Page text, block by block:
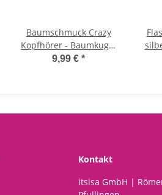
Baumschmuck Crazy
Kopfhörer - Baumkugel
für Musikliebhaber,
9,99 € *
Kontakt
itsisa GmbH |